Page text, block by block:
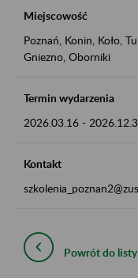
Miejscowość
Poznań, Konin, Koło,
Gniezno, Oborniki
Termin wydarzenia
2026.03.16 -
Kontakt
Powrót do listy